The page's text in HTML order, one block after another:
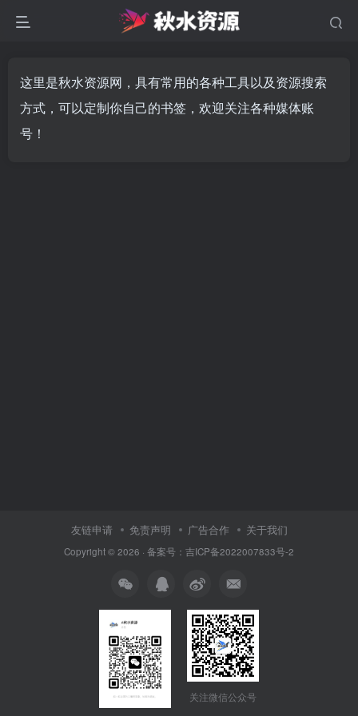
这里是秋水资源网，具有常用的各种工具以及资源搜索
方式，可以定制你自己的书签，欢迎关注各种媒体账
号！
友链申请 免责声明 广告合作 关于我们
Copyright © 2026 · 备案号：吉ICP备2022007833号-2
关注微信公众号